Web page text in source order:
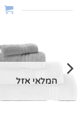
המלאי אזל